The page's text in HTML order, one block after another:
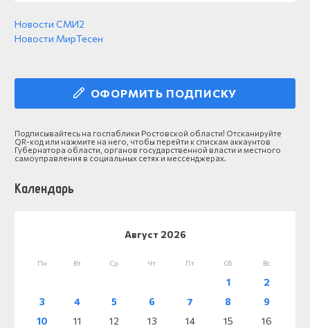
Новости СМИ2
Новости МирТесен
ОФОРМИТЬ ПОДПИСКУ
Подписывайтесь на госпаблики Ростовской области! Отсканируйте
QR-код или нажмите на него, чтобы перейти к спискам аккаунтов
Губернатора области, органов государственной власти и местного
самоуправления в социальных сетях и мессенджерах.
Календарь
Август 2026
Пн Вт Ср Чт Пт Сб Вс
1
2
3
4 5 6 7 8
9
10
11 12 13 14 15
16